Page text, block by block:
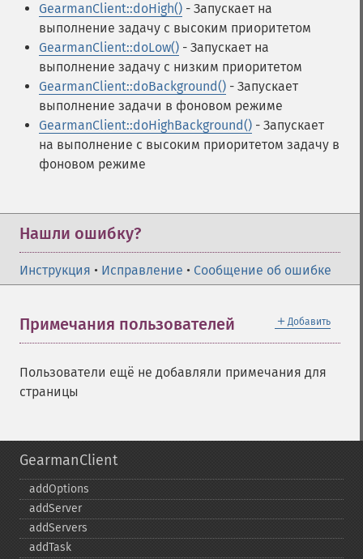
GearmanClient::doHigh() - Запускает на
выполнение задачу с высоким приоритетом
GearmanClient::doLow() - Запускает на
выполнение задачу с низким приоритетом
GearmanClient::doBackground() - Запускает
выполнение задачи в фоновом режиме
GearmanClient::doHighBackground() - Запускает
на выполнение с высоким приоритетом задачу в
фоновом режиме
Нашли ошибку?
Инструкция • Исправление • Сообщение об ошибке
＋ Добавить
Примечания пользователей
Пользователи ещё не добавляли примечания для
страницы
GearmanClient
addOptions
addServer
addServers
addTask